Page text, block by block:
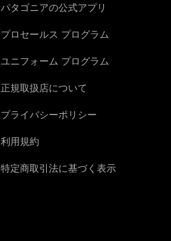
パタゴニアの公式アプリ
プロセールス プログラム
ユニフォーム プログラム
正規取扱店について
プライバシーポリシー
利用規約
特定商取引法に基づく表示